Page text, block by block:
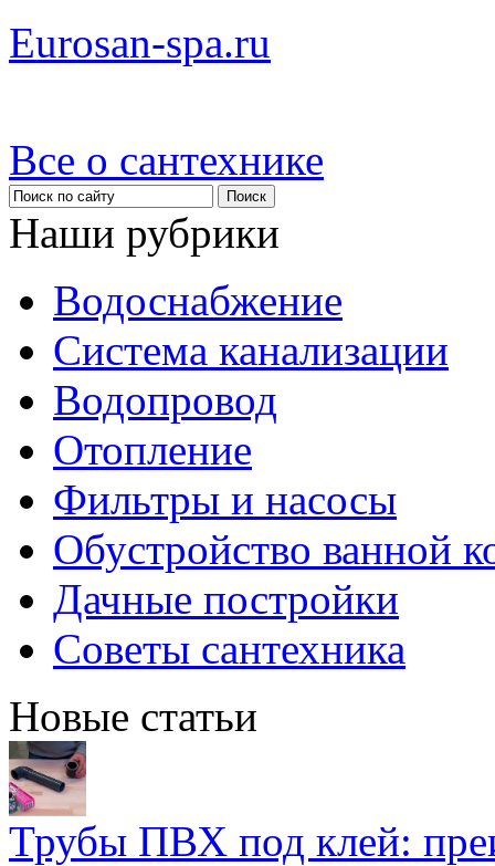
Eurosan-spa.ru
Все о сантехнике
Наши рубрики
Водоснабжение
Система канализации
Водопровод
Отопление
Фильтры и насосы
Обустройство ванной
Дачные постройки
Советы сантехника
Новые статьи
Трубы ПВХ под клей: